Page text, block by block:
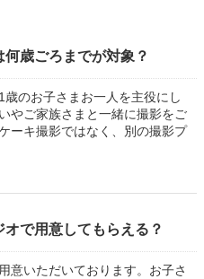
歳ごろまでが対象？
のお子さまお一人を主役にし
やご家族さまと一緒に撮影をご
ーキ撮影ではなく、別の撮影プ
で用意してもらえる？
意いただいております。お子さ